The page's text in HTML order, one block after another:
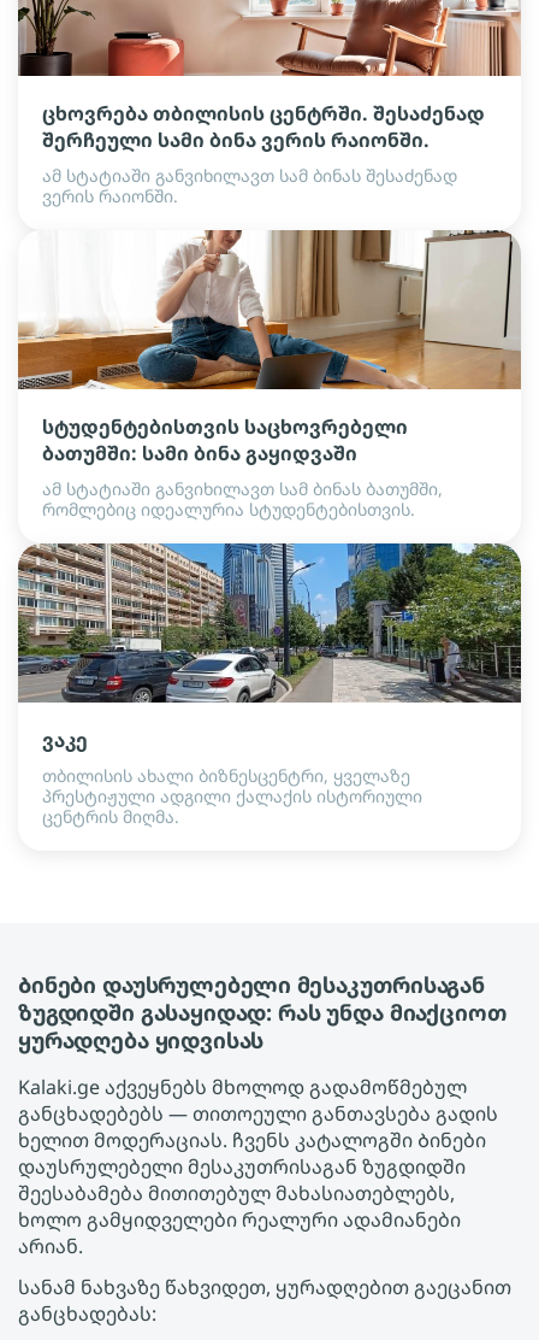
ცხოვრება თბილისის ცენტრში. შესაძენად
შერჩეული სამი ბინა ვერის რაიონში.
ამ სტატიაში განვიხილავთ სამ ბინას შესაძენად
ვერის რაიონში.
სტუდენტებისთვის საცხოვრებელი
ბათუმში: სამი ბინა გაყიდვაში
ამ სტატიაში განვიხილავთ სამ ბინას ბათუმში,
რომლებიც იდეალურია სტუდენტებისთვის.
ვაკე
თბილისის ახალი ბიზნესცენტრი, ყველაზე
პრესტიჟული ადგილი ქალაქის ისტორიული
ცენტრის მიღმა.
Ბინები დაუსრულებელი მესაკუთრისაგან
ზუგდიდში გასაყიდად: რას უნდა მიაქციოთ
ყურადღება ყიდვისას
Kalaki.ge აქვეყნებს მხოლოდ გადამოწმებულ
განცხადებებს — თითოეული განთავსება გადის
ხელით მოდერაციას. ჩვენს კატალოგში Ბინები
დაუსრულებელი მესაკუთრისაგან ზუგდიდში
შეესაბამება მითითებულ მახასიათებლებს,
ხოლო გამყიდველები რეალური ადამიანები
არიან.
სანამ ნახვაზე წახვიდეთ, ყურადღებით გაეცანით
განცხადებას: